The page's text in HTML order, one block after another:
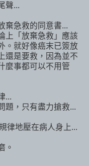
聲...
棄急救的同意書...
上「放棄急救」應該
。就好像癌末已簽放
還是要救，因為並不
麼事都可以不用管
...
題，只有盡力搶救...
律地壓在病人身上...
。